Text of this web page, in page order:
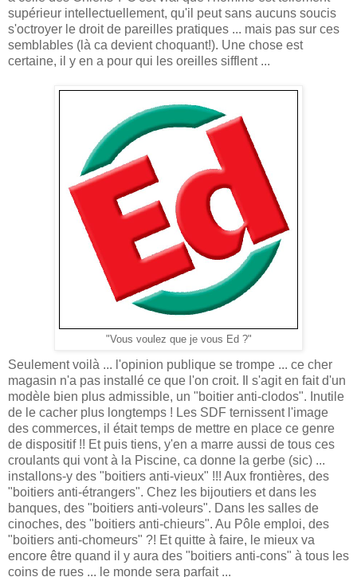
supérieur intellectuellement, qu'il peut sans aucuns soucis
s'octroyer le droit de pareilles pratiques ... mais pas sur ces
semblables (là ca devient choquant!). Une chose est
certaine, il y en a pour qui les oreilles sifflent ...
"Vous voulez que je vous Ed ?"
Seulement voilà ... l'opinion publique se trompe ... ce cher
magasin n'a pas installé ce que l'on croit. Il s'agit en fait d'un
modèle bien plus admissible, un "boitier anti-clodos". Inutile
de le cacher plus longtemps ! Les SDF ternissent l'image
des commerces, il était temps de mettre en place ce genre
de dispositif !! Et puis tiens, y'en a marre aussi de tous ces
croulants qui vont à la Piscine, ca donne la gerbe (sic) ...
installons-y des "boitiers anti-vieux" !!! Aux frontières, des
"boitiers anti-étrangers". Chez les bijoutiers et dans les
banques, des "boitiers anti-voleurs". Dans les salles de
cinoches, des "boitiers anti-chieurs". Au Pôle emploi, des
"boitiers anti-chomeurs" ?! Et quitte à faire, le mieux va
encore être quand il y aura des "boitiers anti-cons" à tous les
coins de rues ... le monde sera parfait ...